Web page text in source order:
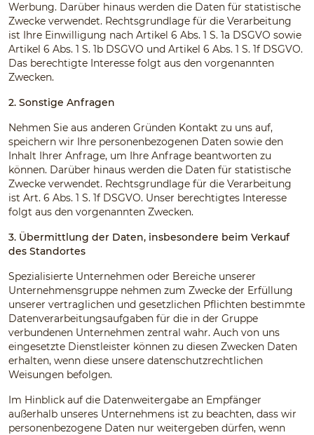
Werbung. Darüber hinaus werden die Daten für statistische
Zwecke verwendet. Rechtsgrundlage für die Verarbeitung
ist Ihre Einwilligung nach Artikel 6 Abs. 1 S. 1a DSGVO sowie
Artikel 6 Abs. 1 S. 1b DSGVO und Artikel 6 Abs. 1 S. 1f DSGVO.
Das berechtigte Interesse folgt aus den vorgenannten
Zwecken.
2. Sonstige Anfragen
Nehmen Sie aus anderen Gründen Kontakt zu uns auf,
speichern wir Ihre personenbezogenen Daten sowie den
Inhalt Ihrer Anfrage, um Ihre Anfrage beantworten zu
können. Darüber hinaus werden die Daten für statistische
Zwecke verwendet. Rechtsgrundlage für die Verarbeitung
ist Art. 6 Abs. 1 S. 1f DSGVO. Unser berechtigtes Interesse
folgt aus den vorgenannten Zwecken.
3. Übermittlung der Daten, insbesondere beim Verkauf
des Standortes
Spezialisierte Unternehmen oder Bereiche unserer
Unternehmensgruppe nehmen zum Zwecke der Erfüllung
unserer vertraglichen und gesetzlichen Pflichten bestimmte
Datenverarbeitungsaufgaben für die in der Gruppe
verbundenen Unternehmen zentral wahr. Auch von uns
eingesetzte Dienstleister können zu diesen Zwecken Daten
erhalten, wenn diese unsere datenschutzrechtlichen
Weisungen befolgen.
Im Hinblick auf die Datenweitergabe an Empfänger
außerhalb unseres Unternehmens ist zu beachten, dass wir
personenbezogene Daten nur weitergeben dürfen, wenn